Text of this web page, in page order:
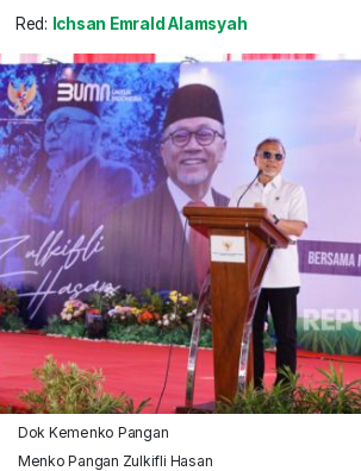
Red: Ichsan Emrald Alamsyah
Dok Kemenko Pangan
Menko Pangan Zulkifli Hasan